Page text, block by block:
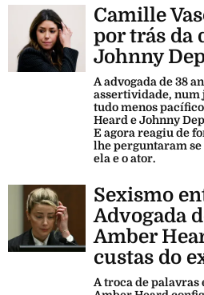
Camille
por trás da
Johnny
A advogada de 38
assertividade, num
tudo menos
Heard e Johnny
E agora reagiu de
lhe perguntaram
ela e o ator.
Sexismo
Advogada
Amber
custas do
A troca de palavras